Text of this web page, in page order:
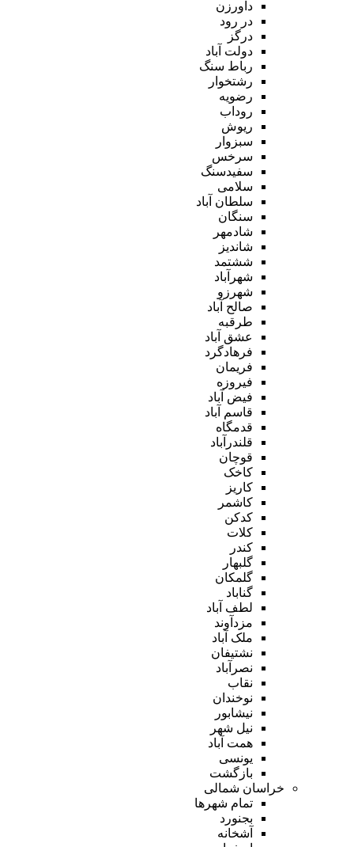
داورزن
در رود
درگز
دولت آباد
رباط سنگ
رشتخوار
رضویه
روداب
ریوش
سبزوار
سرخس
سفیدسنگ
سلامی
سلطان آباد
سنگان
شادمهر
شاندیز
ششتمد
شهرآباد
شهرزو
صالح آباد
طرقبه
عشق آباد
فرهادگرد
فریمان
فیروزه
فیض آباد
قاسم آباد
قدمگاه
قلندرآباد
قوچان
کاخک
کاریز
کاشمر
کدکن
کلات
کندر
گلبهار
گلمکان
گناباد
لطف آباد
مزدآوند
ملک آباد
نشتیفان
نصرآباد
نقاب
نوخندان
نیشابور
نیل شهر
همت آباد
یونسی
بازگشت
خراسان شمالی
تمام شهر‌ها
بجنورد
آشخانه